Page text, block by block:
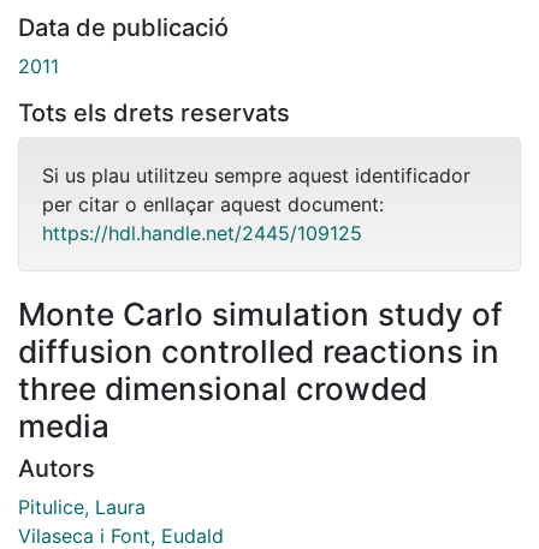
Data de publicació
2011
Tots els drets reservats
Si us plau utilitzeu sempre aquest identificador
per citar o enllaçar aquest document:
https://hdl.handle.net/2445/109125
Monte Carlo simulation study of
diffusion controlled reactions in
three dimensional crowded
media
Autors
Pitulice, Laura
Vilaseca i Font, Eudald